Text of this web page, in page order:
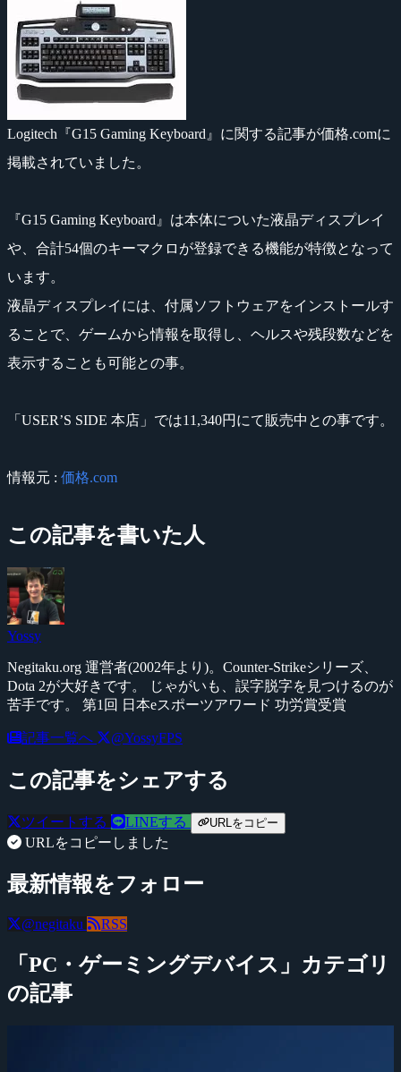
Logitech『G15 Gaming Keyboard』に関する記事が価格.comに
掲載されていました。
『G15 Gaming Keyboard』は本体についた液晶ディスプレイ
や、合計54個のキーマクロが登録できる機能が特徴となって
います。
液晶ディスプレイには、付属ソフトウェアをインストールす
ることで、ゲームから情報を取得し、ヘルスや残段数などを
表示することも可能との事。
「USER’S SIDE 本店」では11,340円にて販売中との事です。
情報元 : 価格.com
この記事を書いた人
Yossy
Negitaku.org 運営者(2002年より)。Counter-Strikeシリーズ、
Dota 2が大好きです。 じゃがいも、誤字脱字を見つけるのが
苦手です。 第1回 日本eスポーツアワード 功労賞受賞
記事一覧へ @YossyFPS
この記事をシェアする
ツイートする LINEする URLをコピー
URLをコピーしました
最新情報をフォロー
@negitaku RSS
「PC・ゲーミングデバイス」カテゴリ
の記事